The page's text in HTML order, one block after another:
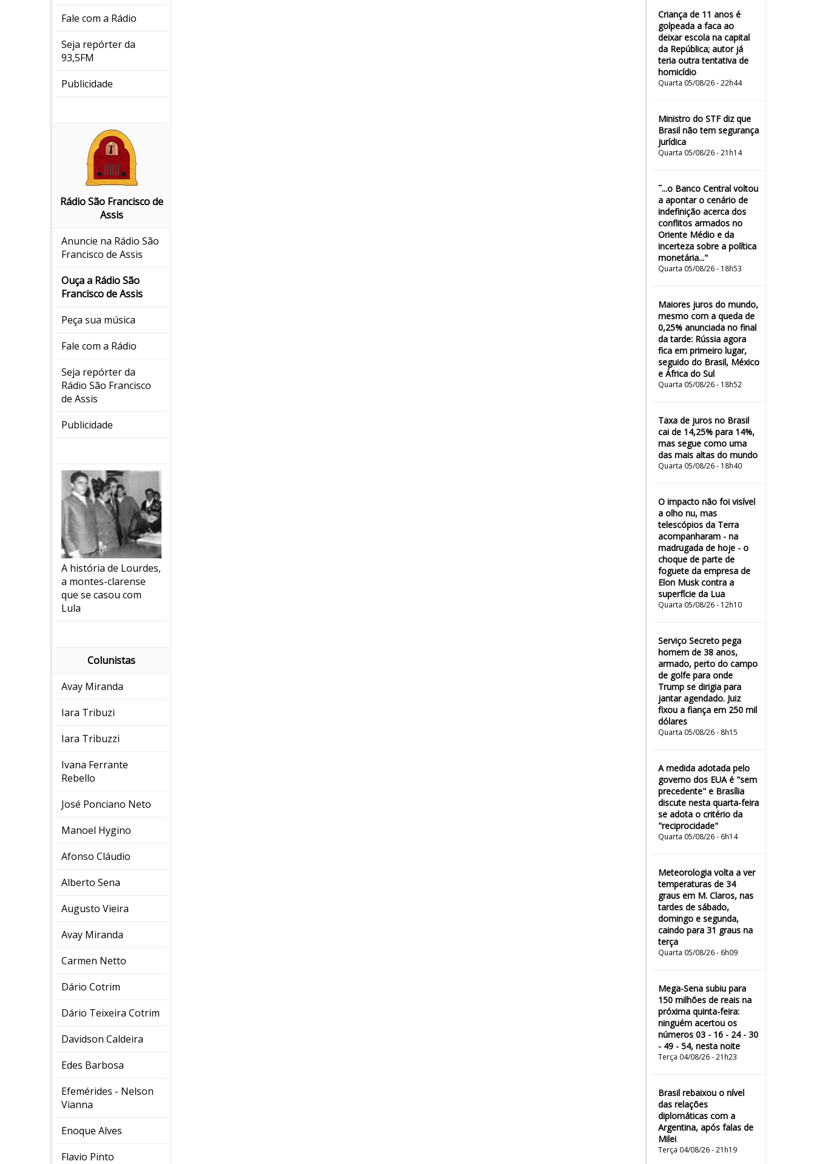
Fale com a Rádio
Seja repórter da
93,5FM
Publicidade
Rádio São Francisco de
Assis
Anuncie na Rádio São
Francisco de Assis
Ouça a Rádio São
Francisco de Assis
Peça sua música
Fale com a Rádio
Seja repórter da
Rádio São Francisco
de Assis
Publicidade
A história de Lourdes,
a montes-clarense
que se casou com
Lula
Colunistas
Avay Miranda
Iara Tribuzi
Iara Tribuzzi
Ivana Ferrante
Rebello
José Ponciano Neto
Manoel Hygino
Afonso Cláudio
Alberto Sena
Augusto Vieira
Avay Miranda
Carmen Netto
Dário Cotrim
Dário Teixeira Cotrim
Davidson Caldeira
Edes Barbosa
Efemérides - Nelson
Vianna
Enoque Alves
Flavio Pinto
Criança de 11 anos é
golpeada a faca ao
deixar escola na capital
da República; autor já
teria outra tentativa de
homicídio
Quarta 05/08/26 - 22h44
Ministro do STF diz que
Brasil não tem segurança
jurídica
Quarta 05/08/26 - 21h14
˜...o Banco Central voltou
a apontar o cenário de
indefinição acerca dos
conflitos armados no
Oriente Médio e da
incerteza sobre a política
monetária..."
Quarta 05/08/26 - 18h53
Maiores juros do mundo,
mesmo com a queda de
0,25% anunciada no final
da tarde: Rússia agora
fica em primeiro lugar,
seguido do Brasil, México
e África do Sul
Quarta 05/08/26 - 18h52
Taxa de juros no Brasil
cai de 14,25% para 14%,
mas segue como uma
das mais altas do mundo
Quarta 05/08/26 - 18h40
O impacto não foi visível
a olho nu, mas
telescópios da Terra
acompanharam - na
madrugada de hoje - o
choque de parte de
foguete da empresa de
Elon Musk contra a
superfície da Lua
Quarta 05/08/26 - 12h10
Serviço Secreto pega
homem de 38 anos,
armado, perto do campo
de golfe para onde
Trump se dirigia para
jantar agendado. Juiz
fixou a fiança em 250 mil
dólares
Quarta 05/08/26 - 8h15
A medida adotada pelo
governo dos EUA é "sem
precedente" e Brasília
discute nesta quarta-feira
se adota o critério da
"reciprocidade"
Quarta 05/08/26 - 6h14
Meteorologia volta a ver
temperaturas de 34
graus em M. Claros, nas
tardes de sábado,
domingo e segunda,
caindo para 31 graus na
terça
Quarta 05/08/26 - 6h09
Mega-Sena subiu para
150 milhões de reais na
próxima quinta-feira:
ninguém acertou os
números 03 - 16 - 24 - 30
- 49 - 54, nesta noite
Terça 04/08/26 - 21h23
Brasil rebaixou o nível
das relações
diplomáticas com a
Argentina, após falas de
Milei
Terça 04/08/26 - 21h19